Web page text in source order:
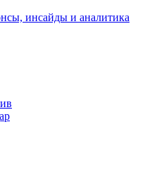
инсайды и аналитика